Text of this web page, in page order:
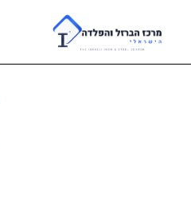
Skip to main content